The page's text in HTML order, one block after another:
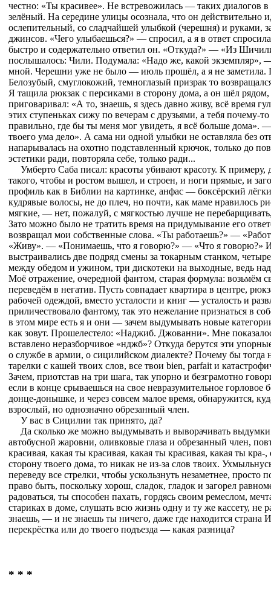
честно: «Ты красивее». Не встревожилась — таких диалогов
зелёный. На середине улицы осознала, что он действительно
ослепительный, со сладчайшей улыбкой (черешня) и руками,
джинсов. «Чего улыбаешься?» — спросил, а я в ответ
быстро и содержательно ответил он. «Откуда?» — «Из
послышалось: Чили. Подумала: «Надо же, какой экземпляр»,
мной. Черешни уже не было — июль прошёл, а я не заметила.
Белозубый, смуглокожий, темноглазый призрак то
Я тащила рюкзак с персиками в сторону дома, а он шёл
приговаривал: «А то, знаешь, я здесь давно живу, всё время
этих ступеньках сижу по вечерам с друзьями, а тебя почему-
правильно, где бы ты меня мог увидеть, я всё больше
твоего ума дело». А сама ни одной улыбки не оставляла без
напарывалась на охотно подставленный крючок, только до
эстетики ради, повторяла себе, только ради...
Умберто Саба писал: красоты убивают красоту. К примеру,
такого, чтобы и ростом вышел, и строен, и ноги прямые, и
профиль как в Библии на картинке, анфас — боксёрский
кудрявые волосы, не до плеч, но почти, как маме нравилось
мягкие, — нет, пожалуй, с мягкостью лучше не
Зато можно было не тратить время на придумывание его
возвращал мои собственные слова. «Ты работаешь?» —
«Живу». — «Понимаешь, что я говорю?» — «Что я говорю?»
выстраивались две подряд смены за токарным станком,
между обедом и ужином, три дискотеки на выходные, ведь
Моё отражение, очередной фантом, старая формула: возьмём
переведём в негатив. Пусть совпадает квартира в центре,
рабочей одеждой, вместо усталости и книг — усталость и
приличествовало фантому, так это нежелание признаться в
в этом мире есть я и они — зачем выдумывать новые
как зовут. Прошелестело: «Наджиб. Джованни». Мне
вставлено неразборчивое «нджб»? Откуда берутся эти
о службе в армии, о сицилийском диалекте? Почему бы тогда
тарелки с кашей твоих слов, все твои bien, parfait и
Зачем, приотстав на три шага, так упорно и безграмотно
если в конце срываешься на свое невразумительное горловое
донце-донышке, и через совсем малое время, обнаружится,
взрослый, но однозначно обрезанный член.
У вас в Сицилии так принято, да?
Да сколько же можно выдумывать и выворачивать
автобусной жаровни, оливковые глаза и обрезанный член,
красивая, какая ты красивая, какая ты красивая, какая ты
сторону твоего дома, то никак не из-за слов твоих.
переведу все стрелки, чтобы ускользнуть незаметнее, просто
право быть, поскольку хорош, сладок, гладок и загорел
радоваться, ты способен пахать, гордясь своим ремеслом,
стариках в доме, слушать всю жизнь одну и ту же кассету, не
знаешь, — и не знаешь ты ничего, даже где находится страна
перекрёстка или до твоего подъезда — какая разница?
* * *